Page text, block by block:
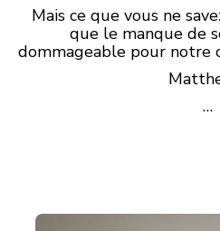
Mais ce que vous ne
que le manque de
dommageable pour notre
…